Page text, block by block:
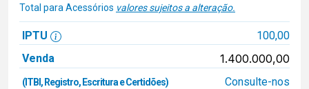
Total para Acessórios valores sujeitos a alteração.
IPTU
100,00
Venda
1.400.000,00
(ITBI, Registro, Escritura e Certidões) Consulte-nos